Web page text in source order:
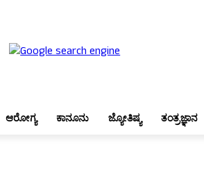
ಆರೋಗ್ಯ ಕಾನೂನು ಜ್ಯೋತಿಷ್ಯ ತಂತ್ರಜ್ಞಾನ